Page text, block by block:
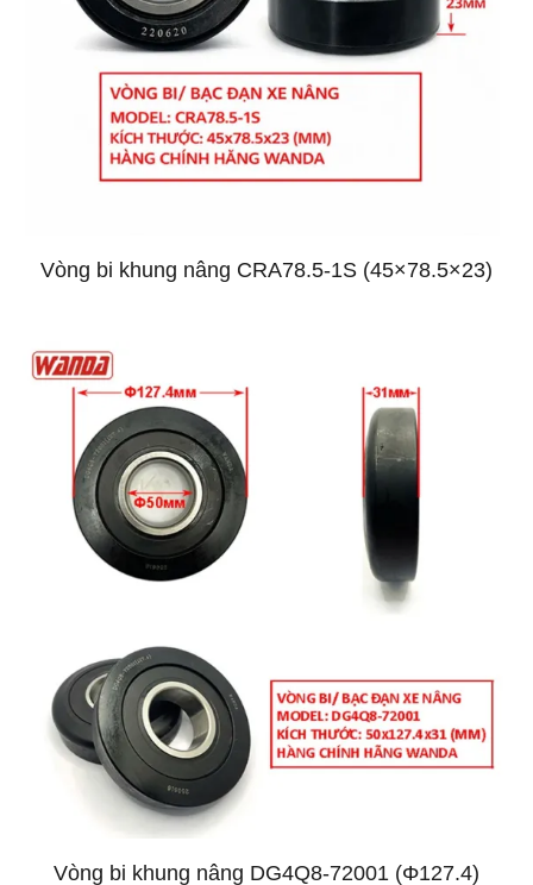
Vòng bi khung nâng CRA78.5-1S (45×78.5×23)
Vòng bi khung nâng DG4Q8-72001 (Φ127.4)